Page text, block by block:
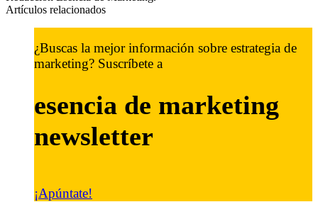
Artículos relacionados
¿Buscas la mejor información sobre estrategia de
marketing? Suscríbete a
esencia de marketing
newsletter
¡Apúntate!